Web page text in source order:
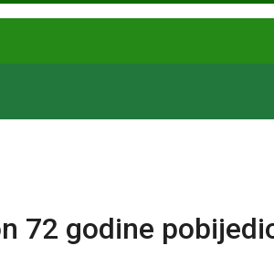
72 godine